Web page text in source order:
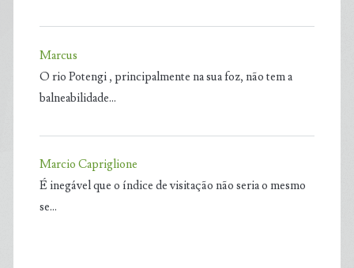
Marcus
O rio Potengi , principalmente na sua foz, não tem a
balneabilidade…
Marcio Capriglione
É inegável que o índice de visitação não seria o mesmo
se…